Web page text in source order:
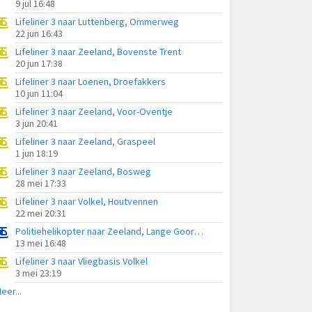
9 jul 16:48
Lifeliner 3 naar Luttenberg, Ommerweg
22 jun 16:43
Lifeliner 3 naar Zeeland, Bovenste Trent
20 jun 17:38
Lifeliner 3 naar Loenen, Droefakkers
10 jun 11:04
Lifeliner 3 naar Zeeland, Voor-Oventje
3 jun 20:41
Lifeliner 3 naar Zeeland, Graspeel
1 jun 18:19
Lifeliner 3 naar Zeeland, Bosweg
28 mei 17:33
Lifeliner 3 naar Volkel, Houtvennen
22 mei 20:31
Politiehelikopter naar Zeeland, Lange Goorstraat
13 mei 16:48
Lifeliner 3 naar Vliegbasis Volkel
3 mei 23:19